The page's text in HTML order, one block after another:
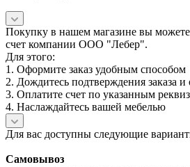
Покупку в нашем магазине вы
счет компании ООО "Лебер".
Для этого:
1. Оформите заказ удобным способом
2. Дождитесь подтверждения заказа
3. Оплатите счет по указанным
4. Наслаждайтесь вашей мебелью
Для вас доступны следующие
Самовывоз